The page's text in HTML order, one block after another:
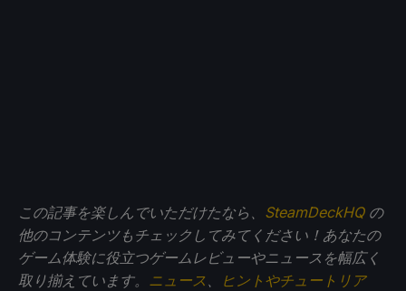
この記事を楽しんでいただけたなら、 SteamDeckHQの
他のコンテンツもチェックしてみてください！あなたの
ゲーム体験に役立つゲームレビューやニュースを幅広く
取り揃えています。 ニュース 、
ヒントやチュートリア